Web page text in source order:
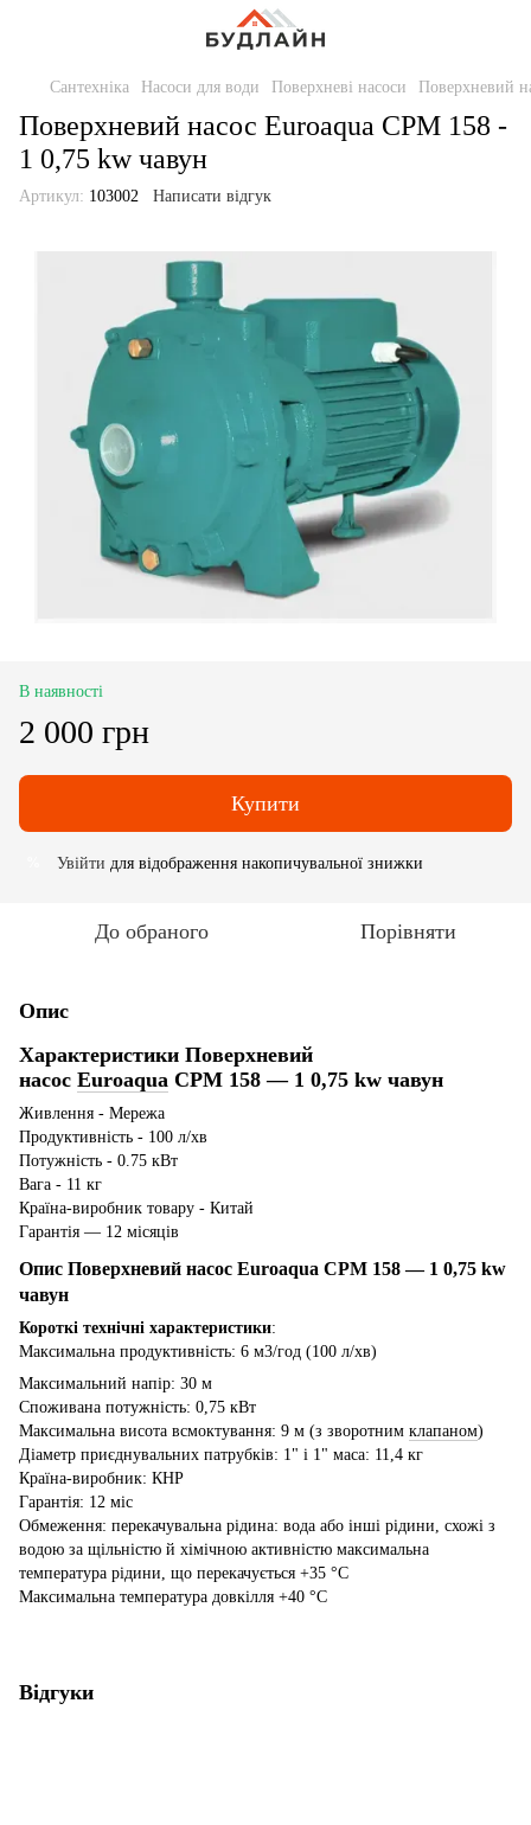
Сантехніка Насоси для води Поверхневі насоси Поверхневий
Поверхневий насос Euroaqua СРМ 158 -
1 0,75 kw чавун
Артикул: 103002 Написати відгук
В наявності
2 000 грн
Купити
Увійти для відображення накопичувальної знижки
До обраного Порівняти
Опис
Характеристики Поверхневий
насос Euroaqua СРМ 158 — 1 0,75 kw чавун
Живлення - Мережа
Продуктивність - 100 л/хв
Потужність - 0.75 кВт
Вага - 11 кг
Країна-виробник товару - Китай
Гарантія — 12 місяців
Опис Поверхневий насос Euroaqua СРМ 158 — 1 0,75 kw
чавун
Короткі технічні характеристики:
Максимальна продуктивність: 6 м3/год (100 л/хв)
Максимальний напір: 30 м
Споживана потужність: 0,75 кВт
Максимальна висота всмоктування: 9 м (з зворотним клапаном)
Діаметр приєднувальних патрубків: 1" і 1" маса: 11,4 кг
Країна-виробник: КНР
Гарантія: 12 міс
Обмеження: перекачувальна рідина: вода або інші рідини, схожі з
водою за щільністю й хімічною активністю максимальна
температура рідини, що перекачується +35 °C
Максимальна температура довкілля +40 °C
Відгуки